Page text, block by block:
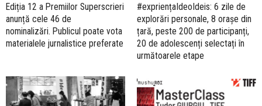
Ediția 12 a Premiilor Superscrieri
anunță cele 46 de
nominalizări. Publicul poate vota
materialele jurnalistice preferate
#expriențaIdeoIdeis: 6 zile de
explorări personale, 8 orașe din
țară, peste 200 de participanți,
20 de adolescenți selectați în
următoarele etape